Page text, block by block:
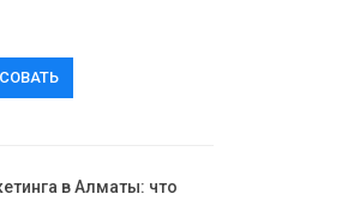
в Алматы: что